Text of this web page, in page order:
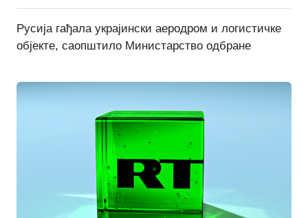
Русија гађала украјински аеродром и логистичке
објекте, саопштило Министарство одбране